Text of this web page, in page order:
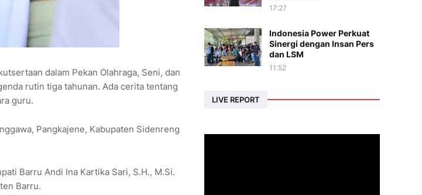
dalam Pekan Olahraga, Seni, dan
rutin tiga tahunan. Ada cerita tentang
guru.
Pangkajene, Kabupaten Sidenreng
Barru Andi Ina Kartika Sari, S.H., M.Si.
Barru.
17:27
Indonesia Power Perkuat
Sinergi dengan Insan Pers
dan LSM
11:52
LIVE REPORT